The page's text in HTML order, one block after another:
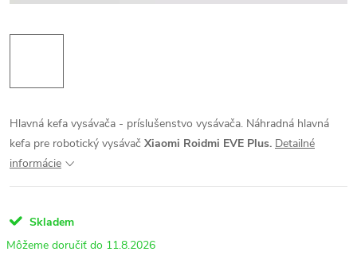
Hlavná kefa vysávača - príslušenstvo vysávača. Náhradná hlavná
kefa pre robotický vysávač Xiaomi Roidmi EVE Plus. Detailné
informácie
Skladem
11.8.2026